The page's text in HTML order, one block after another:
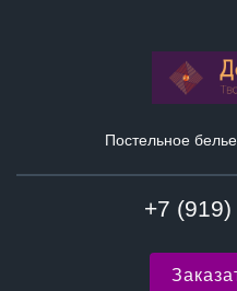
Постельное
+7